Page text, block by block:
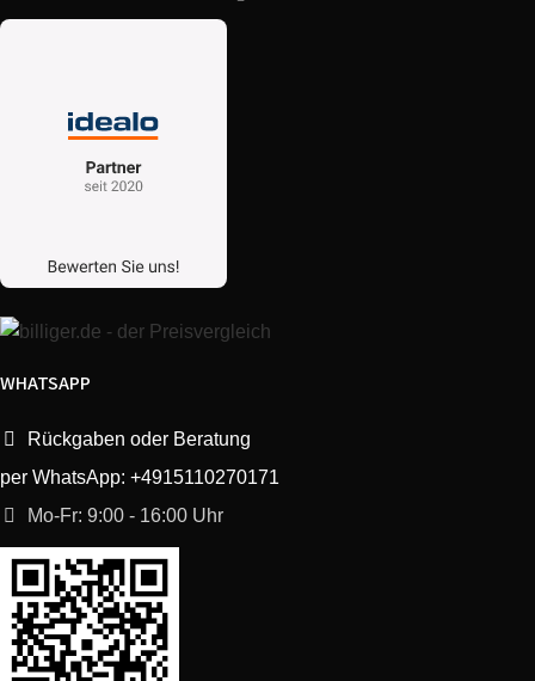
WHATSAPP
Rückgaben oder Beratung
per WhatsApp: +4915110270171
Mo-Fr: 9:00 - 16:00 Uhr